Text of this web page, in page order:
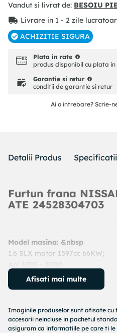
Vandut si livrat de: BESOIU
Livrare in 1 - 2 zile
ACHIZITIE SIGURA
Plata in rate
produs disponibil cu plata
Garantie si retur
conditii de garantie si retur
Ai o intrebare? Scrie-
Detalii Produs Specificatii
Furtun frana
ATE 24528304703
Model masina: &nbsp
1.6 SLX motor 1597cc 66KW;
Cod produs:24528304703
Producator:
Specificatii produs:
Afisati mai multe
Imaginile produselor sunt afisate cu
accesorii neincluse in pachetul
asiguram ca informatiile pe care ti